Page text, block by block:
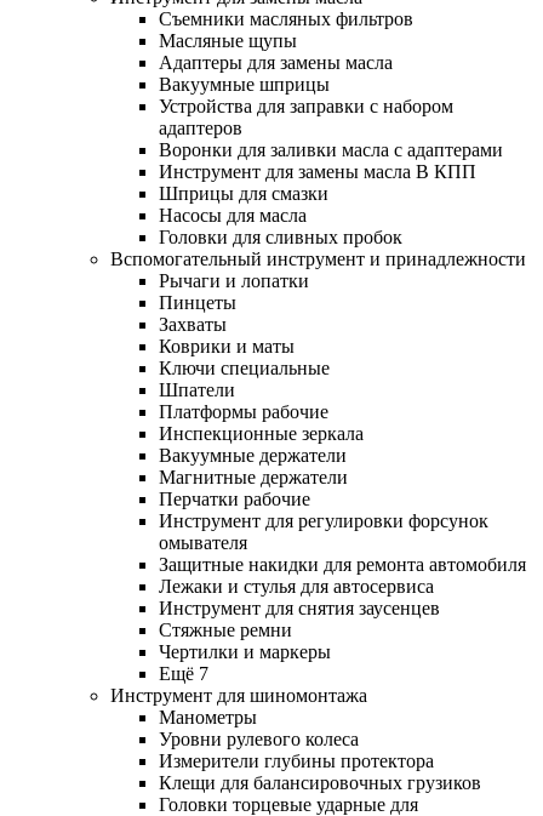
Съемники масляных фильтров
Масляные щупы
Адаптеры для замены масла
Вакуумные шприцы
Устройства для заправки с набором
адаптеров
Воронки для заливки масла с адаптерами
Инструмент для замены масла В КПП
Шприцы для смазки
Насосы для масла
Головки для сливных пробок
Вспомогательный инструмент и принадлежности
Рычаги и лопатки
Пинцеты
Захваты
Коврики и маты
Ключи специальные
Шпатели
Платформы рабочие
Инспекционные зеркала
Вакуумные держатели
Магнитные держатели
Перчатки рабочие
Инструмент для регулировки форсунок
омывателя
Защитные накидки для ремонта автомобиля
Лежаки и стулья для автосервиса
Инструмент для снятия заусенцев
Стяжные ремни
Чертилки и маркеры
Ещё 7
Инструмент для шиномонтажа
Манометры
Уровни рулевого колеса
Измерители глубины протектора
Клещи для балансировочных грузиков
Головки торцевые ударные для